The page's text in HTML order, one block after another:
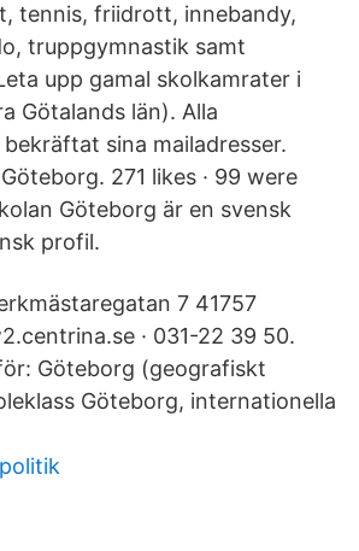
tennis, friidrott, innebandy,
truppgymnastik samt
upp gamal skolkamrater i
Götalands län). Alla
sina mailadresser.
271 likes · 99 were
Göteborg är en svensk
profil.
7 41757
· 031-22 39 50.
Göteborg (geografiskt
Göteborg, internationella